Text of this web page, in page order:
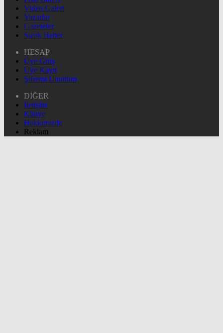
Video Galeri
Yazarlar
Gazeteler
Sıcak Haber
HESAP
Üye Giriş
Üye Kayıt
Şifremi Unuttum
DİĞER
İletişim
Künye
Hakkımızda
Reklam